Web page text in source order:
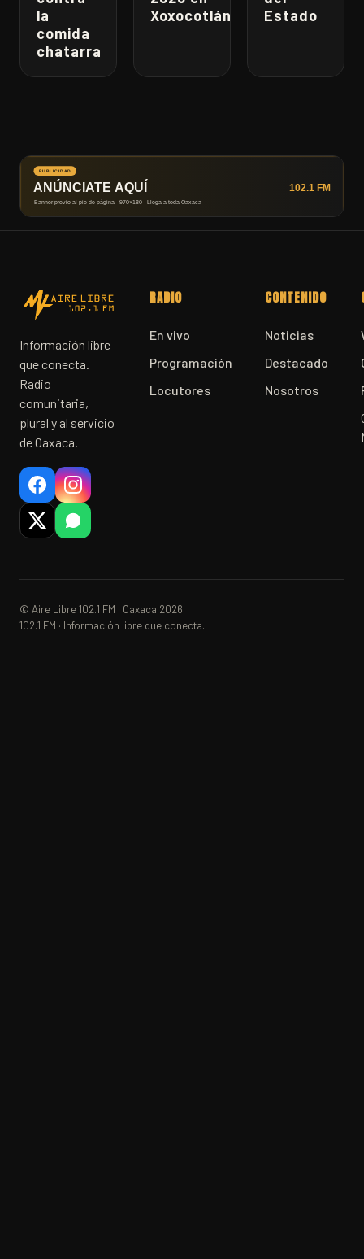
la
comida
chatarra
Xoxocotlán
Estado
Información libre
que conecta.
Radio
comunitaria,
plural y al servicio
de Oaxaca.
RADIO
En vivo
Programación
Locutores
CONTENIDO
Noticias
Destacado
Nosotros
© Aire Libre 102.1 FM · Oaxaca 2026
102.1 FM · Información libre que conecta.